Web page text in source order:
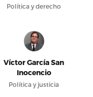
Política y derecho
Víctor García San
Inocencio
Política y justicia